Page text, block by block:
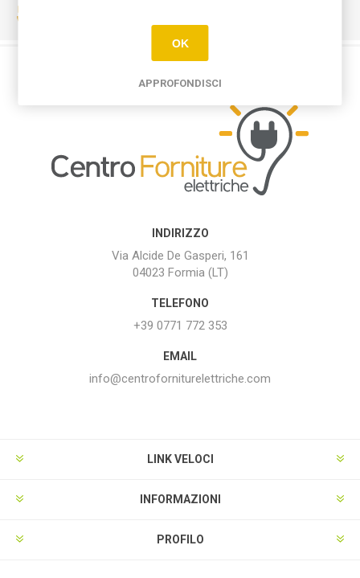
INDIRIZZO
Via Alcide De Gasperi, 161
04023 Formia (LT)
TELEFONO
+39 0771 772 353
EMAIL
info@centroforniturelettriche.com
LINK VELOCI
INFORMAZIONI
PROFILO
OK
APPROFONDISCI